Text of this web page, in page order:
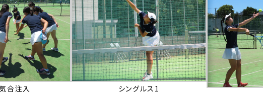
合注入 シングルス1